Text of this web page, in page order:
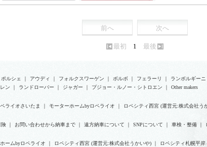
前へ 次へ
最初 1 最後
ポルシェ ｜ アウディ ｜ フォルクスワーゲン ｜ ボルボ ｜ フェラーリ ｜ ランボルギーニ
ン ｜ ランドローバー ｜ ジャガー ｜ プジョー・ルノー・シトロエン ｜
Other makers
ペライオさいたま ｜ モーターホームbyロペライオ ｜ ロペシティ西宮 (運営元:株式会社う
険 ｜ お問い合わせから納車まで ｜ 遠方納車について ｜ SNPについて ｜ 車検・整備 ｜
ームbyロペライオ ｜ ロペシティ西宮 (運営元:株式会社うかいや) ｜ ロペシティ札幌平